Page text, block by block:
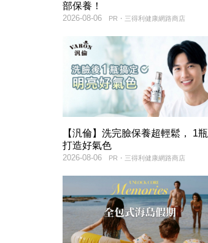
部保養！
PR・三得利健康網路商店
2026-08-06
【汎倫】洗完臉保養超輕鬆， 1瓶
打造好氣色
PR・三得利健康網路商店
2026-08-06